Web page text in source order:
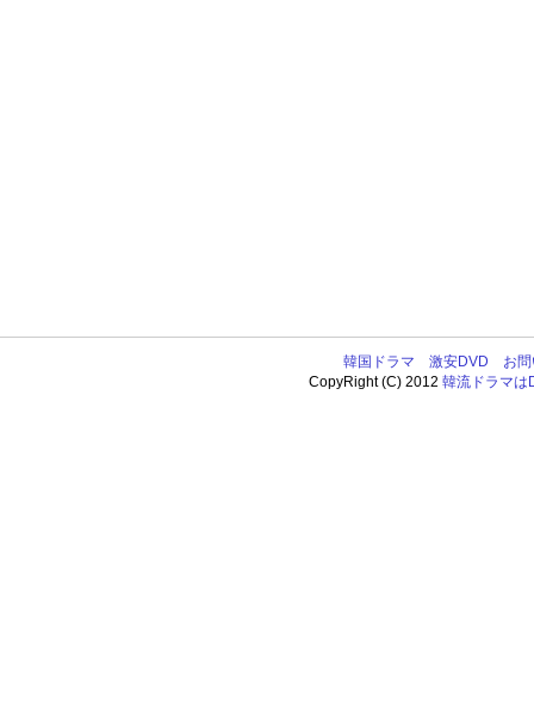
韓国ドラマ 激安DVD
お
CopyRight (C) 2012韓流ドラマは